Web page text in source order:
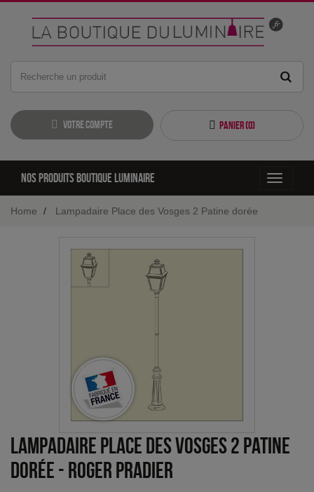
Votre compte Panier (0)
Toggle
Nos produits boutique luminaire
Home Lampadaire Place des Vosges 2 Patine dorée
Lampadaire Place des Vosges 2 Patine
dorée - Roger Pradier